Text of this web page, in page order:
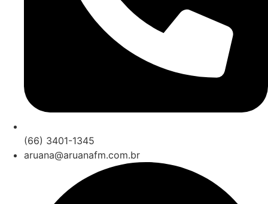
(66) 3401-1345
aruana@aruanafm.com.br